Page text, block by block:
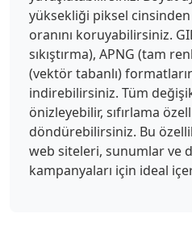
yüksekliği piksel
oranını koruyabilirsiniz.
sıkıştırma), APNG (tam
(vektör tabanlı)
indirebilirsiniz. Tüm
önizleyebilir, sıfırlama
döndürebilirsiniz. Bu
web siteleri, sunumlar ve
kampanyaları için ideal